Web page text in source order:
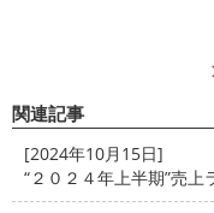
関連記事
[2024年10月15日]
“２０２４年上半期”売